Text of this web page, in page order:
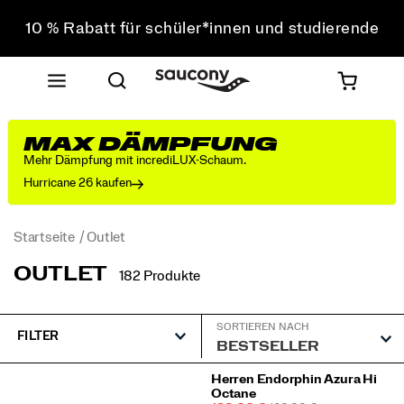
10 % Rabatt für schüler*innen und studierende
Sichere dir 10 % Rabatt auf deine erste Bestellung
Kostenloser Versand bei einem Bestellwert von über
Kostenfreie Retouren bei allen Bestellungen
10 % Rabatt für schüler*innen und studierende
MAX DÄMPFUNG
Mehr Dämpfung mit incrediLUX-Schaum.
Hurricane 26 kaufen
Startseite Outlet
OUTLET 182 Produkte
FILTER
SORTIEREN NACH
Herren Endorphin Azura Hi
Octane